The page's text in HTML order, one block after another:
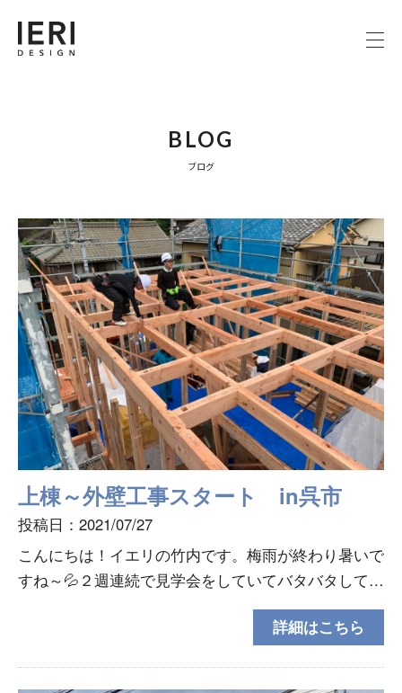
BLOG
ブログ
上棟～外壁工事スタート in呉市
投稿日：2021/07/27
こんにちは！イエリの竹内です。梅雨が終わり暑いで
すね～💦２週連続で見学会をしていてバタバタしてい
ましたが先日、呉市で上棟させていただいたＮ様邸が
着々と進んでおります。いつもの大工さんたち。大工
詳細はこちら